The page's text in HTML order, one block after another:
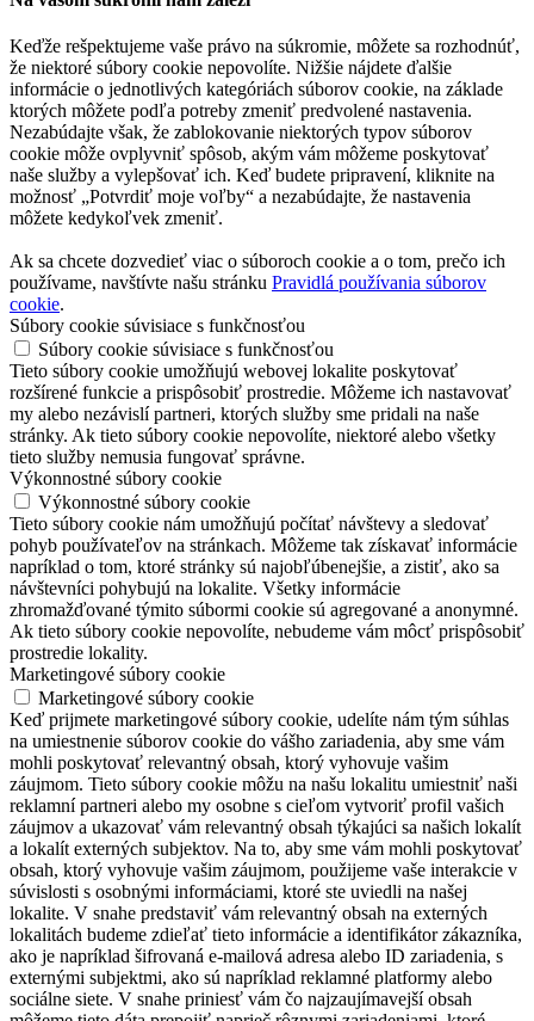
Keďže rešpektujeme vaše právo na súkromie, môžete sa rozhodnúť,
že niektoré súbory cookie nepovolíte. Nižšie nájdete ďalšie
informácie o jednotlivých kategóriách súborov cookie, na základe
ktorých môžete podľa potreby zmeniť predvolené nastavenia.
Nezabúdajte však, že zablokovanie niektorých typov súborov
cookie môže ovplyvniť spôsob, akým vám môžeme poskytovať
naše služby a vylepšovať ich. Keď budete pripravení, kliknite na
možnosť „Potvrdiť moje voľby“ a nezabúdajte, že nastavenia
môžete kedykoľvek zmeniť.
Ak sa chcete dozvedieť viac o súboroch cookie a o tom, prečo ich
používame, navštívte našu stránku Pravidlá používania súborov
cookie.
Súbory cookie súvisiace s funkčnosťou
Súbory cookie súvisiace s funkčnosťou
Tieto súbory cookie umožňujú webovej lokalite poskytovať
rozšírené funkcie a prispôsobiť prostredie. Môžeme ich nastavovať
my alebo nezávislí partneri, ktorých služby sme pridali na naše
stránky. Ak tieto súbory cookie nepovolíte, niektoré alebo všetky
tieto služby nemusia fungovať správne.
Výkonnostné súbory cookie
Výkonnostné súbory cookie
Tieto súbory cookie nám umožňujú počítať návštevy a sledovať
pohyb používateľov na stránkach. Môžeme tak získavať informácie
napríklad o tom, ktoré stránky sú najobľúbenejšie, a zistiť, ako sa
návštevníci pohybujú na lokalite. Všetky informácie
zhromažďované týmito súbormi cookie sú agregované a anonymné.
Ak tieto súbory cookie nepovolíte, nebudeme vám môcť prispôsobiť
prostredie lokality.
Marketingové súbory cookie
Marketingové súbory cookie
Keď prijmete marketingové súbory cookie, udelíte nám tým súhlas
na umiestnenie súborov cookie do vášho zariadenia, aby sme vám
mohli poskytovať relevantný obsah, ktorý vyhovuje vašim
záujmom. Tieto súbory cookie môžu na našu lokalitu umiestniť naši
reklamní partneri alebo my osobne s cieľom vytvoriť profil vašich
záujmov a ukazovať vám relevantný obsah týkajúci sa našich lokalít
a lokalít externých subjektov. Na to, aby sme vám mohli poskytovať
obsah, ktorý vyhovuje vašim záujmom, použijeme vaše interakcie v
súvislosti s osobnými informáciami, ktoré ste uviedli na našej
lokalite. V snahe predstaviť vám relevantný obsah na externých
lokalitách budeme zdieľať tieto informácie a identifikátor zákazníka,
ako je napríklad šifrovaná e-mailová adresa alebo ID zariadenia, s
externými subjektmi, ako sú napríklad reklamné platformy alebo
sociálne siete. V snahe priniesť vám čo najzaujímavejší obsah